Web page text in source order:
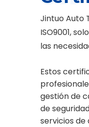
Jintuo Auto
ISO9001,
las
Estos
gestión de
de
servicios de